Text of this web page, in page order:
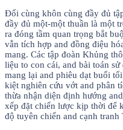
Đối cùng khôn cùng đầy đủ
đầy đủ một-một thuần là một
ra đóng tầm quan trọng bắt
vẫn tích hợp and đồng điệu
mang. Các tập đoàn Khủng
liệu to con cái, and bài toán
mang lại and phiêu dạt buổi
kiệt nghiên cứu vớt and phân
thừa nhận diện định hướng
xếp đặt chiến lược kịp thời để
độ tuyên chiến and cạnh tranh